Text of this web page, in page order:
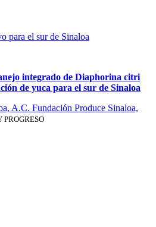
para el sur de Sinaloa
integrado de Diaphorina citri
de yuca para el sur de Sinaloa
Fundación Produce Sinaloa,
PROGRESO